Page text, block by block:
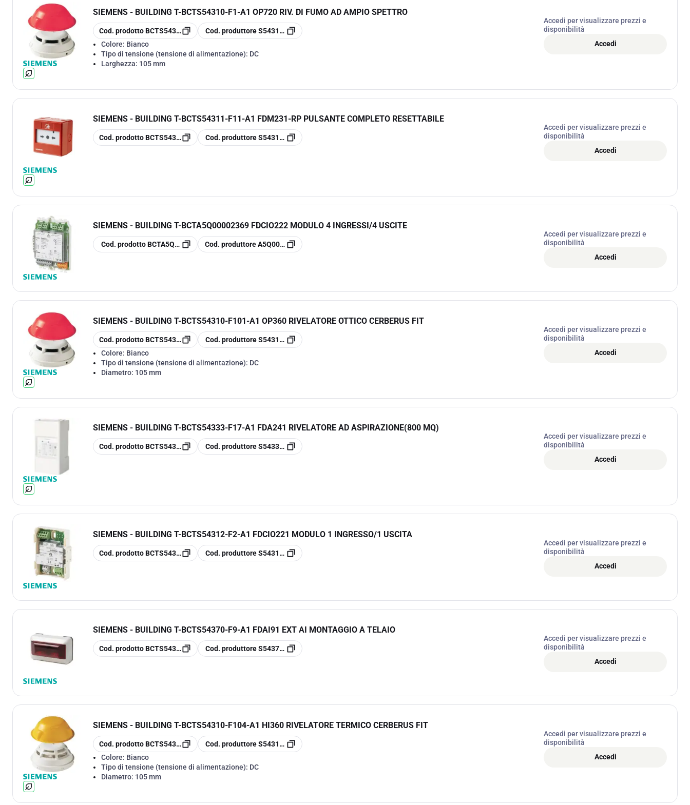
SIEMENS - BUILDING T-BCTS54310-F1-A1 OP720 RIV. DI FUMO AD AMPIO SPETTRO
copia
Cod. prodottoBCTS54310-F1-A1copia
Cod. produttoreS54310-F1-A1
Colore: Bianco
Tipo di tensione (tensione di alimentazione): DC
Larghezza: 105 mm
Accedi per visualizzare prezzi e
disponibilità
Accedi
SIEMENS - BUILDING T-BCTS54311-F11-A1 FDM231-RP PULSANTE COMPLETO RESETTABILE
copia
Cod. prodottoBCTS54311-F11-A1
copia
Cod. produttoreS54311-F11-A1
Accedi per visualizzare prezzi e
disponibilità
Accedi
SIEMENS - BUILDING T-BCTA5Q00002369 FDCIO222 MODULO 4 INGRESSI/4 USCITE
copiaCod. prodotto BCTA5Q00002369copia
Cod. produttoreA5Q00002369
Accedi per visualizzare prezzi e
disponibilità
Accedi
SIEMENS - BUILDING T-BCTS54310-F101-A1 OP360 RIVELATORE OTTICO CERBERUS FIT
copia
Cod. prodottoBCTS54310-F101-A1
copia
Cod. produttoreS54310-F101-A1
Colore: Bianco
Tipo di tensione (tensione di alimentazione): DC
Diametro: 105 mm
Accedi per visualizzare prezzi e
disponibilità
Accedi
SIEMENS - BUILDING T-BCTS54333-F17-A1 FDA241 RIVELATORE AD ASPIRAZIONE(800 MQ)
copia
Cod. prodottoBCTS54333-F17-A1
copia
Cod. produttoreS54333-F17-A1
Accedi per visualizzare prezzi e
disponibilità
Accedi
SIEMENS - BUILDING T-BCTS54312-F2-A1 FDCIO221 MODULO 1 INGRESSO/1 USCITA
copia
Cod. prodottoBCTS54312-F2-A1copia
Cod. produttoreS54312-F2-A1
Accedi per visualizzare prezzi e
disponibilità
Accedi
SIEMENS - BUILDING T-BCTS54370-F9-A1 FDAI91 EXT AI MONTAGGIO A TELAIO
copia
Cod. prodottoBCTS54370-F9-A1copia
Cod. produttoreS54370-F9-A1
Accedi per visualizzare prezzi e
disponibilità
Accedi
SIEMENS - BUILDING T-BCTS54310-F104-A1 HI360 RIVELATORE TERMICO CERBERUS FIT
copia
Cod. prodottoBCTS54310-F104-A1
copia
Cod. produttoreS54310-F104-A1
Colore: Bianco
Tipo di tensione (tensione di alimentazione): DC
Diametro: 105 mm
Accedi per visualizzare prezzi e
disponibilità
Accedi